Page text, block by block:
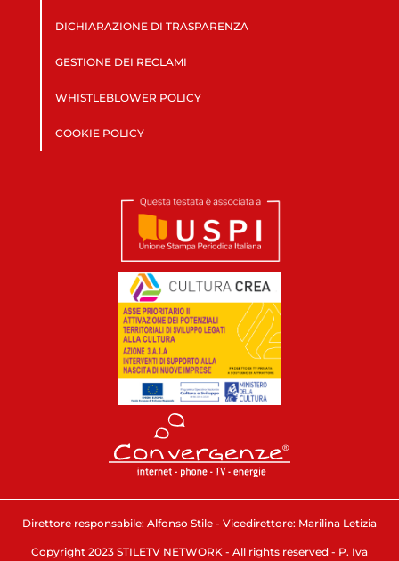
DICHIARAZIONE DI TRASPARENZA
GESTIONE DEI RECLAMI
WHISTLEBLOWER POLICY
COOKIE POLICY
Direttore responsabile: Alfonso Stile - Vicedirettore: Marilina Letizia
Copyright 2023 STILETV NETWORK - All rights reserved - P. Iva